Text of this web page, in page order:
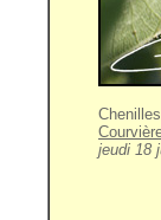
jeudi 18